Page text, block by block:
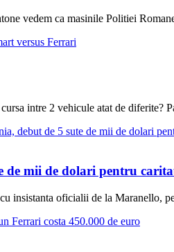
vedem ca masinile Politiei
intre 2 vehicule atat de diferite?
de mii de dolari pentru
insistanta oficialii de la Maranello,